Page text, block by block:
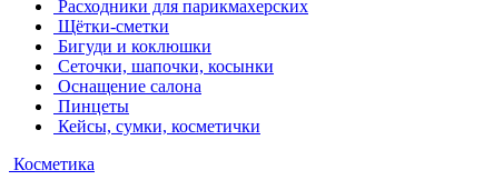
Расходники для парикмахерских
Щётки-сметки
Бигуди и коклюшки
Сеточки, шапочки, косынки
Оснащение салона
Пинцеты
Кейсы, сумки, косметички
Косметика